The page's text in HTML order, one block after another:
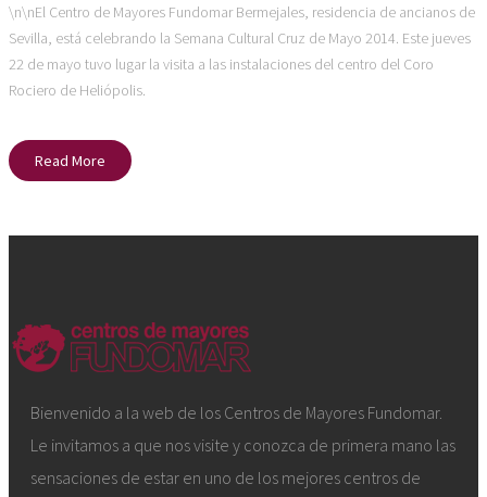
\n\nEl Centro de Mayores Fundomar Bermejales, residencia de ancianos de
Sevilla, está celebrando la Semana Cultural Cruz de Mayo 2014. Este jueves
22 de mayo tuvo lugar la visita a las instalaciones del centro del Coro
Rociero de Heliópolis.
Read More
Bienvenido a la web de los Centros de Mayores Fundomar.
Le invitamos a que nos visite y conozca de primera mano las
sensaciones de estar en uno de los mejores centros de